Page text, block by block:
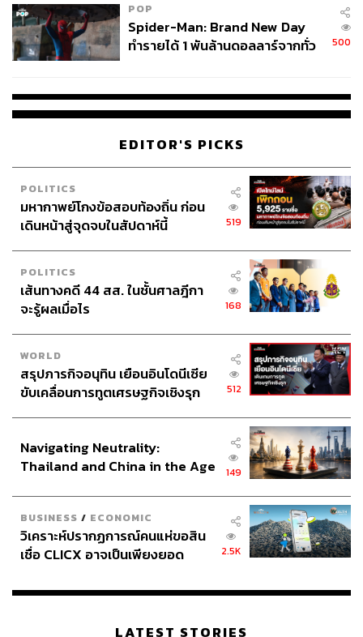
POP
Spider-Man: Brand New Day
ทำรายได้ 1 พันล้านดอลลาร์จากทั่ว
500
EDITOR'S PICKS
POLITICS
มหากาพย์โกงข้อสอบท้องถิ่น ก่อน
เดินหน้าสู่จุดจบในสัปดาห์นี้
519
POLITICS
เส้นทางคดี 44 สส. ในชั้นศาลฎีกา
จะรู้ผลเมื่อไร
168
WORLD
สรุปภารกิจอนุทิน เยือนอินโดนีเซีย
ขับเคลื่อนการทูตเศรษฐกิจเชิงรุก
512
Navigating Neutrality:
Thailand and China in the Age
149
BUSINESS / ECONOMIC
วิเคราะห์ปรากฏการณ์คนแห่ขอสิน
เชื่อ CLICX อาจเป็นเพียงยอด
เรือนไทยที่ถูกซุกไว้
2.5K
LATEST STORIES